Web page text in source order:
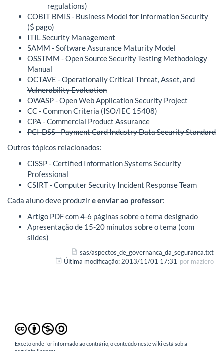
regulations)
COBIT BMIS - Business Model for Information Security
($ pago)
ITIL Security Management
SAMM - Software Assurance Maturity Model
OSSTMM - Open Source Security Testing Methodology
Manual
OCTAVE - Operationally Critical Threat, Asset, and
Vulnerability Evaluation
OWASP - Open Web Application Security Project
CC - Common Criteria (ISO/IEC 15408)
CPA - Commercial Product Assurance
PCI-DSS - Payment Card Industry Data Security Standard
Outros tópicos relacionados:
CISSP - Certified Information Systems Security
Professional
CSIRT - Computer Security Incident Response Team
Cada aluno deve produzire enviar ao professor:
Artigo PDF com 4-6 páginas sobre o tema designado
Apresentação de 15-20 minutos sobre o tema (com
slides)
sas/aspectos_de_governanca_da_seguranca.txt
Última modificação: 2013/11/01 17:31 por maziero
Exceto onde for informado ao contrário, o conteúdo neste wiki está sob a